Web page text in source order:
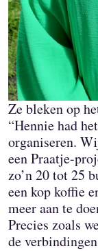
Ze bleken op
“Hennie had
organiseren.
een Praatje-
zo’n 20 tot 25
een kop koffie
meer aan te
Precies zoals
de